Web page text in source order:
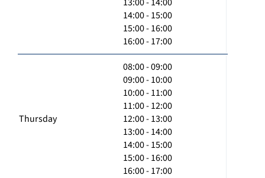
14:00 - 15:00
15:00 - 16:00
16:00 - 17:00
Thursday
08:00 - 09:00
09:00 - 10:00
10:00 - 11:00
11:00 - 12:00
12:00 - 13:00
13:00 - 14:00
14:00 - 15:00
15:00 - 16:00
16:00 - 17:00